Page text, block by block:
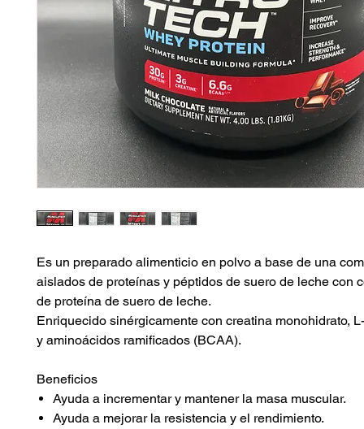
Es un preparado alimenticio en polvo a base de una
aislados de proteínas y péptidos de suero de leche con
de proteína de suero de leche.
Enriquecido sinérgicamente con creatina monohidrato,
y aminoácidos ramificados (BCAA).
Beneficios
Ayuda a incrementar y mantener la masa muscular.
Ayuda a mejorar la resistencia y el rendimiento.